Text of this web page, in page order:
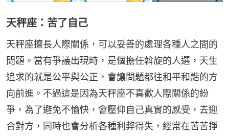
天秤座：苦了自己
天秤座擅長人際關係，可以妥善的處理各種人之間的
問題。當有爭議出現時，是個擔任斡旋的人選，天生
追求的就是公平與公正，會讓問題都往和平和諧的方
向前進。不過這是因為天秤座不喜歡人際關係的紛
爭，為了避免不愉快，會壓仰自己真實的感受，去迎
合對方，同時也會分析各種利弊得失，經常在苦苦掙